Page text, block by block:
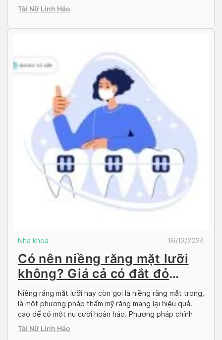
việc tại Quận 7 và khu vực lân cận. Một địa chỉ thăm
Tài Nữ Linh Hảo
Nha khoa 16/12/2024
Có nên niềng răng mặt lưỡi
không? Giá cả có đắt đỏ
không?
Niềng răng mặt lưỡi hay còn gọi là niềng răng mặt trong,
là một phương pháp thẩm mỹ răng mang lại hiệu quả
cao để có một nụ cười hoàn hảo. Phương pháp chỉnh
nha này đem lại nhiều lợi ích vượt trội trong việc cải
Tài Nữ Linh Hảo